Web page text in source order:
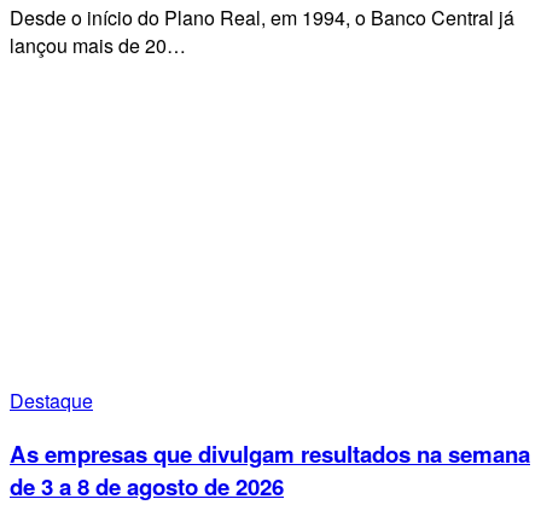
Desde o início do Plano Real, em 1994, o Banco Central já
lançou mais de 20…
Destaque
As empresas que divulgam resultados na semana
de 3 a 8 de agosto de 2026